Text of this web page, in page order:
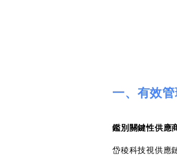
一、有效
鑑別關鍵性供應
岱稜科技視供應